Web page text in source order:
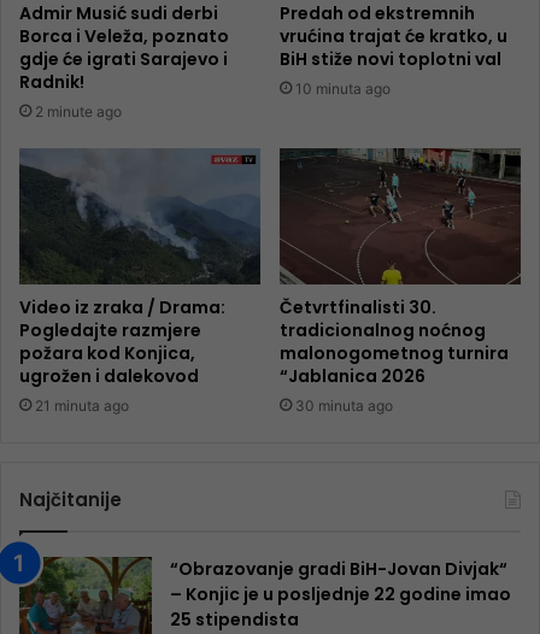
Admir Musić sudi derbi
Borca i Veleža, poznato
gdje će igrati Sarajevo i
Radnik!
2 minute ago
Predah od ekstremnih
vrućina trajat će kratko, u
BiH stiže novi toplotni val
10 minuta ago
Video iz zraka / Drama:
Pogledajte razmjere
požara kod Konjica,
ugrožen i dalekovod
21 minuta ago
Četvrtfinalisti 30.
tradicionalnog noćnog
malonogometnog turnira
“Jablanica 2026
30 minuta ago
Najčitanije
“Obrazovanje gradi BiH-Jovan Divjak“
– Konjic je u posljednje 22 godine imao
25 ​​stipendista